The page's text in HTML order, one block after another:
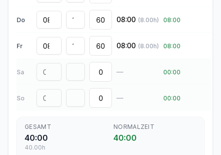
Do 08:00 (8.00h) 08:00
Fr 08:00 (8.00h) 08:00
Sa — 00:00
So — 00:00
GESAMT
40:00
40.00h
NORMALZEIT
40:00